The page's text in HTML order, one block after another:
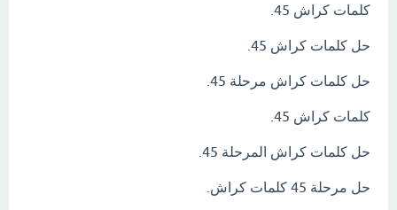
كلمات كراش 45.
حل كلمات كراش 45.
حل كلمات كراش مرحلة 45.
كلمات كراش 45.
حل كلمات كراش المرحلة 45.
حل مرحلة 45 كلمات كراش.